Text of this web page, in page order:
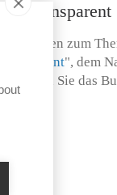
transparent
zum
", dem
Sie das